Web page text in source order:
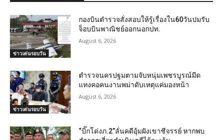
ข่าวเด่นรอบวัน
กองบินตำรวจสั่งสอบให้รู้เรื่องใน60วันปมรับ
จ็อบบินพาณิชย์ออกนอกปท.
August 6, 2026
ข่าวเด่นรอบวัน
ตำรวจนครปฐมตามจับหนุ่มเพชรบูรณ์มีด
แทงคอคนงานพม่าดับเหตุแค่มองหน้า
August 6, 2026
“บิ๊กโด่งภ.2”ลั่นคดีอุ้มฝังเขาชีจรรย์ หากพบ